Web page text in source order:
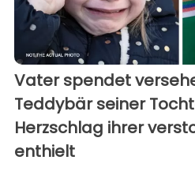
Vater spendet
Teddybär seiner
Herzschlag ihrer
enthielt